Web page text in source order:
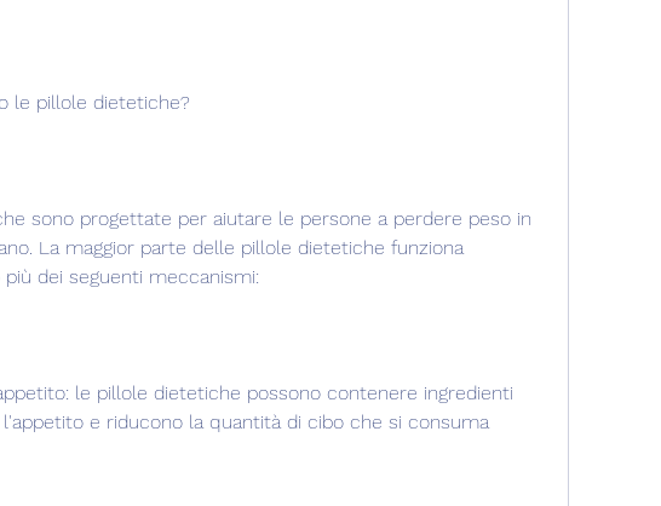
le pillole dietetiche?
sono progettate per aiutare le persone a perdere peso in
La maggior parte delle pillole dietetiche funziona
dei seguenti meccanismi:
le pillole dietetiche possono contenere ingredienti
e riducono la quantità di cibo che si consuma